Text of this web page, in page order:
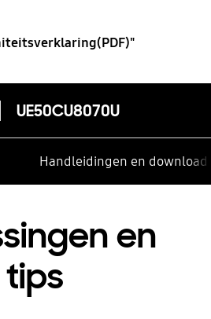
UE50CU8070U
Handleidingen en
en
tips